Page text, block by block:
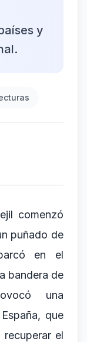
y
comenzó
puñado de
en el
bandera de
una
que
el